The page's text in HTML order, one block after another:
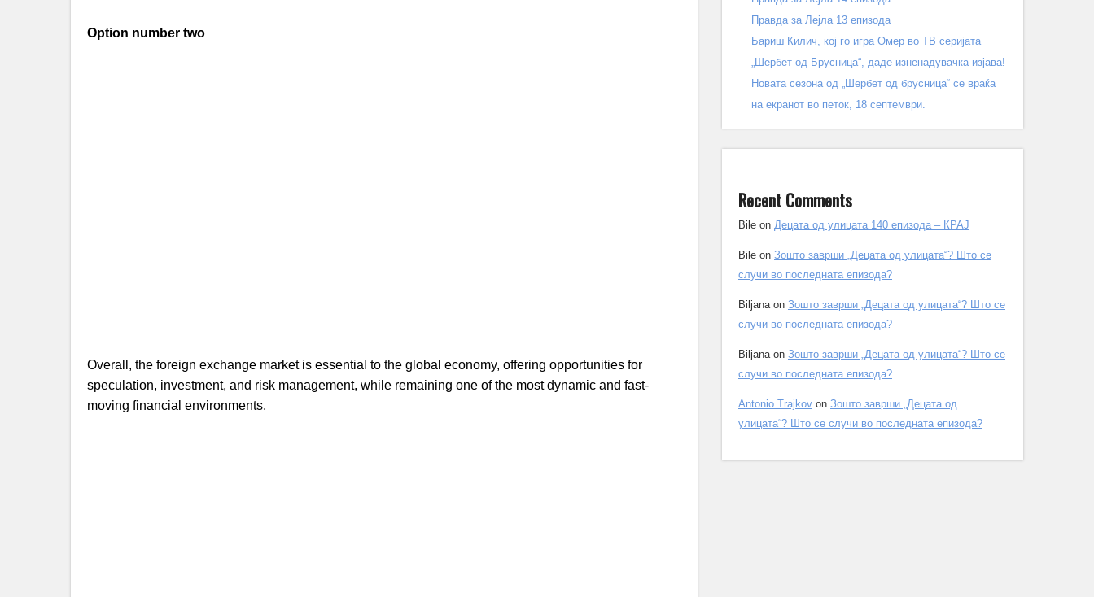
Option number two
Overall, the foreign exchange market is essential to the global economy, offering opportunities for
speculation, investment, and risk management, while remaining one of the most dynamic and fast-
moving financial environments.
Правда за Лејла 13 епизода
Бариш Килич, кој го игра Омер во ТВ серијата
„Шербет од Брусница“, даде изненадувачка изјава!
Новата сезона од „Шербет од брусница“ се враќа
на екранот во петок, 18 септември.
Recent Comments
Bile on Децата од улицата 140 епизода – КРАЈ
Bile on Зошто заврши „Децата од улицата“? Што се
случи во последната епизода?
Biljanaon Зошто заврши „Децата од улицата“? Што се
случи во последната епизода?
Biljanaon Зошто заврши „Децата од улицата“? Што се
случи во последната епизода?
Antonio Trajkov on Зошто заврши „Децата од
улицата“? Што се случи во последната епизода?